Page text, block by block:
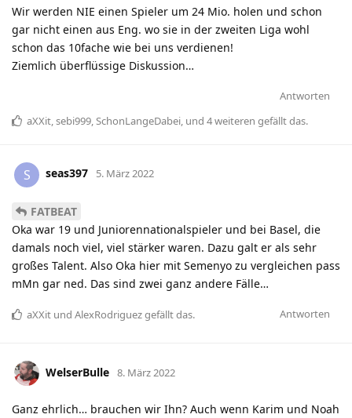
Wir werden NIE einen Spieler um 24 Mio. holen und schon
gar nicht einen aus Eng. wo sie in der zweiten Liga wohl
schon das 10fache wie bei uns verdienen!
Ziemlich überflüssige Diskussion…
Antworten
aXXit,sebi999,SchonLangeDabei, und 4weiteren gefällt das.
S seas397 5. März 2022
FATBEAT
Oka war 19 und Juniorennationalspieler und bei Basel, die
damals noch viel, viel stärker waren. Dazu galt er als sehr
großes Talent. Also Oka hier mit Semenyo zu vergleichen pass
mMn gar ned. Das sind zwei ganz andere Fälle…
Antworten
aXXit und AlexRodriguezgefällt das.
WelserBulle 8. März 2022
Ganz ehrlich… brauchen wir Ihn? Auch wenn Karim und Noah